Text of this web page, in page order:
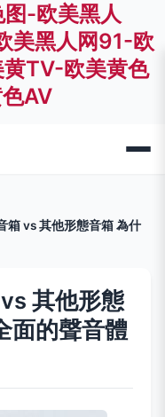
-欧美黑人
美黑人网91-欧
TV-欧美黄色
AV
箱 vs 其他形態音箱 為什
其他形態
面的聲音體